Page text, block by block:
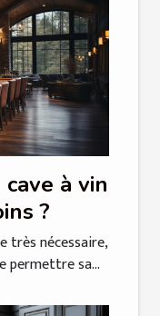
à vin
?
très nécessaire,
permettre sa...